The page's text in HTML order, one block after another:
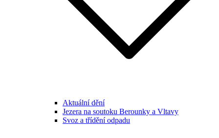
Aktuální dění
Jezera na soutoku Berounky a Vltavy
Svoz a třídění odpadu